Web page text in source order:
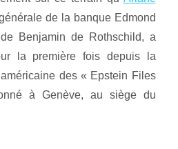
de la banque Edmond
Benjamin de Rothschild, a
la première fois depuis la
des « Epstein Files
à Genève, au siège du